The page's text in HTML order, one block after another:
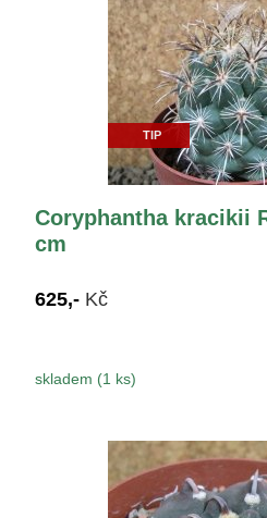
TIP
Coryphantha kracikii
cm
625,- Kč
skladem (1 ks)